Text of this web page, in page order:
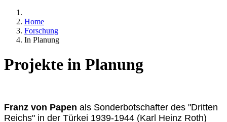
Home
Forschung
In Planung
Projekte in Planung
Franz von Papen als Sonderbotschafter des "Dritten
Reichs" in der Türkei 1939-1944 (Karl Heinz Roth)